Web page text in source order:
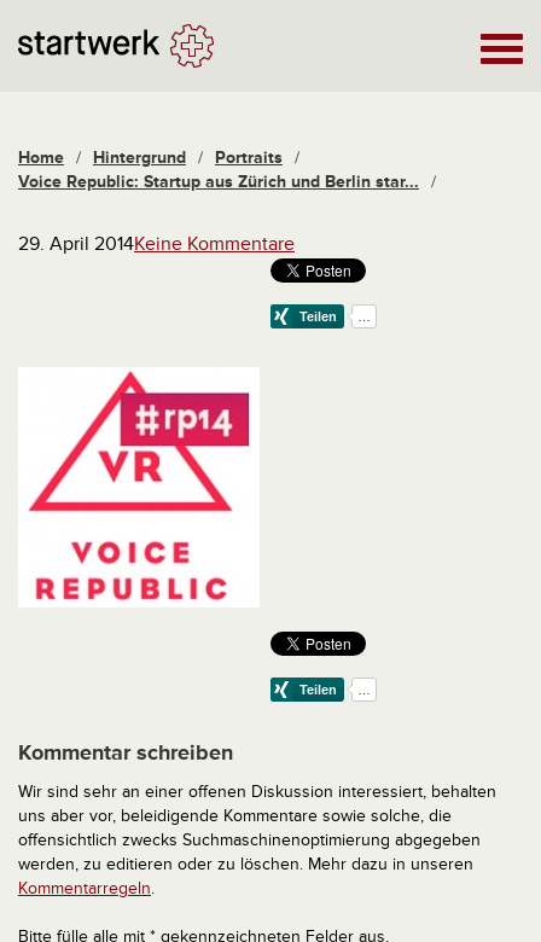
Home / Hintergrund / Portraits /
Voice Republic: Startup aus Zürich und Berlin star...
/
29. April 2014Keine Kommentare
Kommentar schreiben
Wir sind sehr an einer offenen Diskussion interessiert, behalten
uns aber vor, beleidigende Kommentare sowie solche, die
offensichtlich zwecks Suchmaschinenoptimierung abgegeben
werden, zu editieren oder zu löschen. Mehr dazu in unseren
Kommentarregeln.
Bitte fülle alle mit * gekennzeichneten Felder aus.